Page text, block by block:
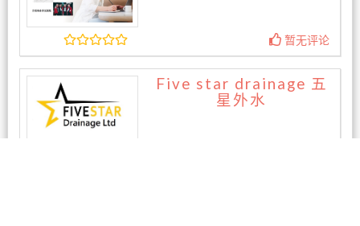
暂无评论
Five star drainage 五
星外水